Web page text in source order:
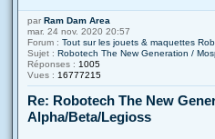
par Ram Dam Area
mar. 24 nov. 2020 20:57
Forum : Tout sur les jouets & maquettes
Sujet : Robotech The New Generation /
Réponses : 1005
Vues : 16777215
Re: Robotech The New
Alpha/Beta/Legioss